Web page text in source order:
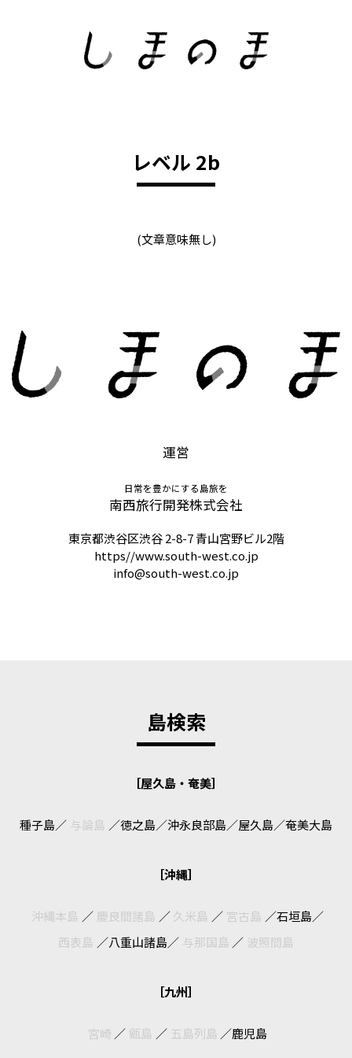
レベル 2b
(文章意味無し)
運営
日常を豊かにする島旅を
南西旅行開発株式会社
東京都渋谷区渋谷 2-8-7 青山宮野ビル2階
https//www.south-west.co.jp
info@south-west.co.jp
島検索
［屋久島・奄美］
種子島／ 与論島 ／徳之島／沖永良部島／屋久島／奄美大島
［沖縄］
沖縄本島 ／ 慶良間諸島 ／ 久米島 ／ 宮古島 ／石垣島／
西表島 ／八重山諸島／ 与那国島 ／ 波照間島
［九州］
宮崎 ／ 甑島 ／ 五島列島 ／鹿児島